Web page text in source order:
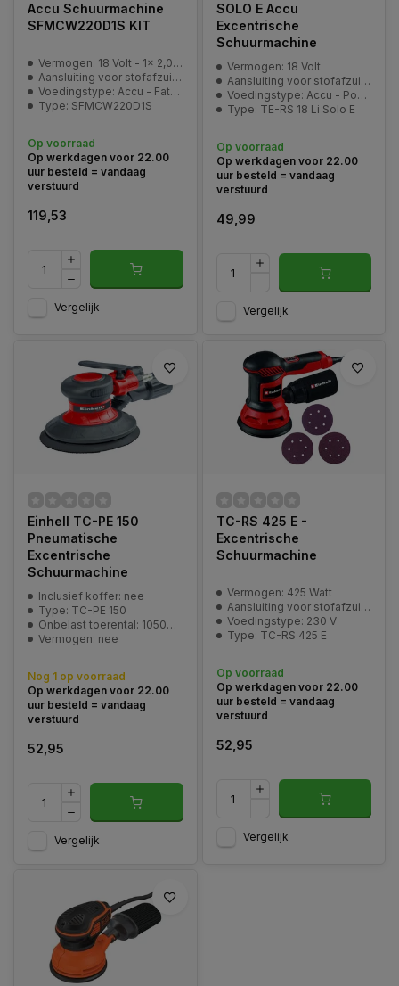
Accu Schuurmachine
SFMCW220D1S KIT
Vermogen: 18 Volt - 1x 2,0Ah
Aansluiting voor stofafzuiging: ja
Voedingstype: Accu - FatMax V20
Type: SFMCW220D1S
Op voorraad
Op werkdagen voor 22.00
uur besteld = vandaag
verstuurd
119,53
Vergelijk
SOLO E Accu
Excentrische
Schuurmachine
Vermogen: 18 Volt
Aansluiting voor stofafzuiging: ja
Voedingstype: Accu - Power-X-Change
Type: TE-RS 18 Li Solo E
Op voorraad
Op werkdagen voor 22.00
uur besteld = vandaag
verstuurd
49,99
Vergelijk
Einhell TC-PE 150
Pneumatische
Excentrische
Schuurmachine
Inclusief koffer: nee
Type: TC-PE 150
Onbelast toerental: 10500 min^-1
Vermogen: nee
Nog 1 op voorraad
Op werkdagen voor 22.00
uur besteld = vandaag
verstuurd
52,95
Vergelijk
TC-RS 425 E -
Excentrische
Schuurmachine
Vermogen: 425 Watt
Aansluiting voor stofafzuiging: ja
Voedingstype: 230 V
Type: TC-RS 425 E
Op voorraad
Op werkdagen voor 22.00
uur besteld = vandaag
verstuurd
52,95
Vergelijk